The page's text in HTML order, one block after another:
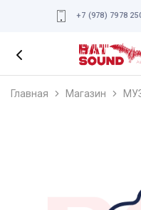
+7 (978) 7978
Главная Магазин